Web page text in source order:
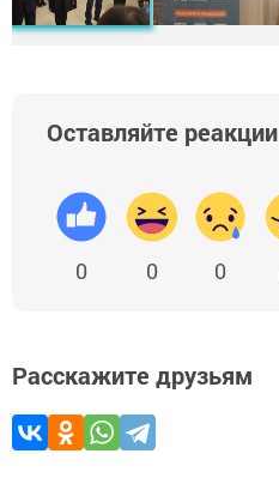
Оставляйте реакции
0 0 0
Расскажите друзьям